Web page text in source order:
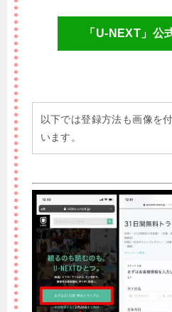
「U-NEXT」公
以下では登録方法も画像を
います。